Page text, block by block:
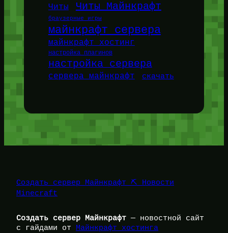
Читы Читы Майнкрафт
браузерные игры
майнкрафт сервера
майнкрафт хостинг
настройка плагинов
настройка сервера
сервера майнкрафт скачать
Создать сервер Майнкрафт ⛏️ Новости
Minecraft
Создать сервер Майнкрафт — новостной сайт
с гайдами от Майнкрафт хостинга